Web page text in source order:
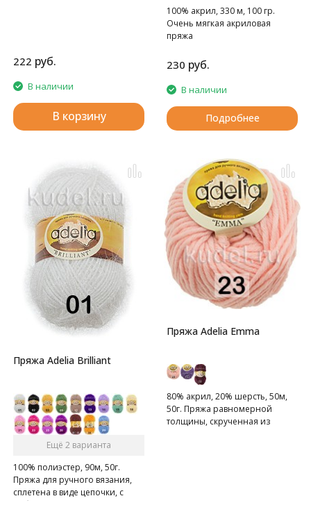
222 руб.
В наличии
В корзину
100% акрил, 330 м, 100 гр.
Очень мягкая акриловая
пряжа
230 руб.
В наличии
Подробнее
Пряжа Adelia Brilliant
Ещё 2 варианта
100% полиэстер, 90м, 50г.
Пряжа для ручного вязания,
сплетена в виде цепочки, с
добавлением люрексной нити.
Пряжа Adelia Emma
80% акрил, 20% шерсть, 50м,
50г. Пряжа равномерной
толщины, скрученная из